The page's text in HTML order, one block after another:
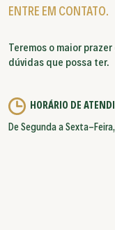
ENTRE EM CONTATO.
Teremos o maior
dúvidas que possa ter.
HORÁRIO DE
De Segunda a Sexta-